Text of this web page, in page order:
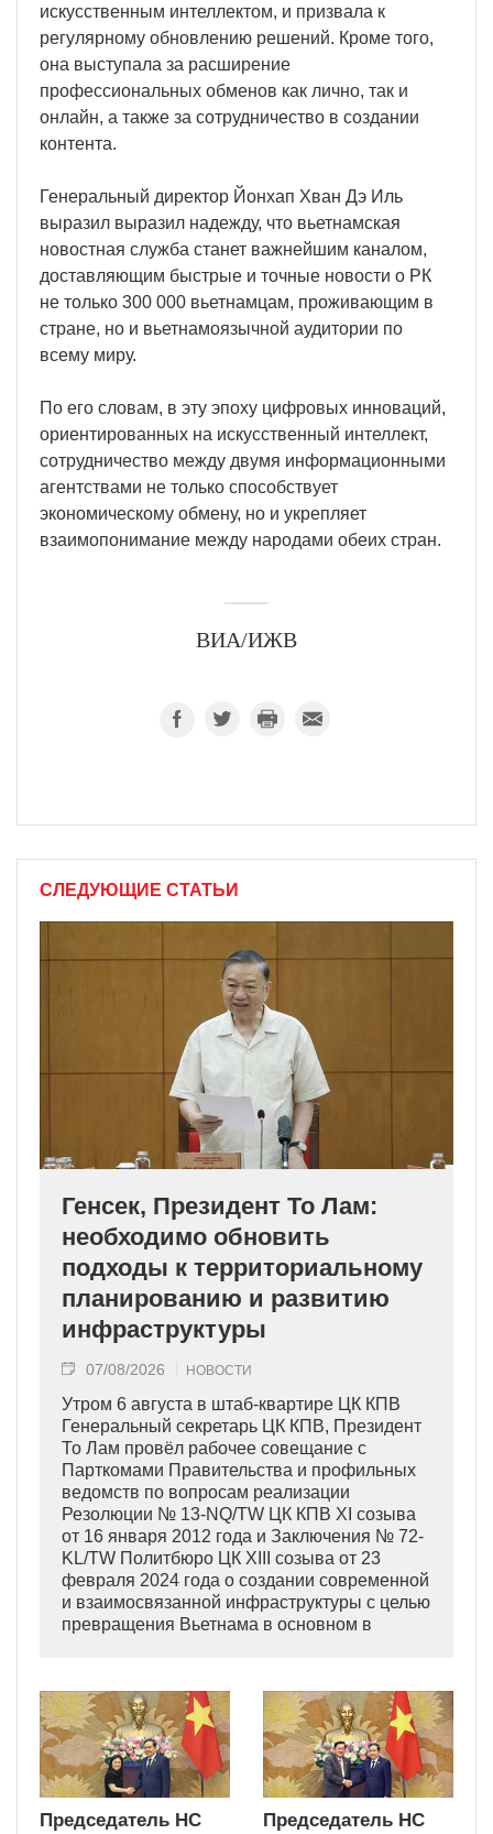
искусственным интеллектом, и призвала к
регулярному обновлению решений. Кроме того,
она выступала за расширение
профессиональных обменов как лично, так и
онлайн, а также за сотрудничество в создании
контента.
Генеральный директор Йонхап Хван Дэ Иль
выразил выразил надежду, что вьетнамская
новостная служба станет важнейшим каналом,
доставляющим быстрые и точные новости о РК
не только 300 000 вьетнамцам, проживающим в
стране, но и вьетнамоязычной аудитории по
всему миру.
По его словам, в эту эпоху цифровых инноваций,
ориентированных на искусственный интеллект,
сотрудничество между двумя информационными
агентствами не только способствует
экономическому обмену, но и укрепляет
взаимопонимание между народами обеих стран.
ВИА/ИЖВ
СЛЕДУЮЩИЕ СТАТЬИ
Генсек, Президент То Лам:
необходимо обновить
подходы к территориальному
планированию и развитию
инфраструктуры
07/08/2026 НОВОСТИ
Утром 6 августа в штаб-квартире ЦК КПВ
Генеральный секретарь ЦК КПВ, Президент
То Лам провёл рабочее совещание с
Парткомами Правительства и профильных
ведомств по вопросам реализации
Резолюции № 13-NQ/TW ЦК КПВ XI созыва
от 16 января 2012 года и Заключения № 72-
KL/TW Политбюро ЦК XIII созыва от 23
февраля 2024 года о создании современной
и взаимосвязанной инфраструктуры с целью
превращения Вьетнама в основном в
Председатель НС Председатель НС